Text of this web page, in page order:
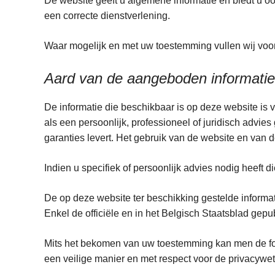
een correcte dienstverlening.
Waar mogelijk en met uw toestemming vullen wij
Aard van de aangeboden informatie
De informatie die beschikbaar is op deze website
als een persoonlijk, professioneel of juridisch
garanties levert. Het gebruik van de website en van
Indien u specifiek of persoonlijk advies nodig heeft
De op deze website ter beschikking gestelde
Enkel de officiële en in het Belgisch Staatsblad
Mits het bekomen van uw toestemming kan men
een veilige manier en met respect voor de